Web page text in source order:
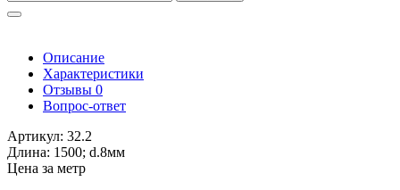
Описание
Характеристики
Отзывы 0
Вопрос-ответ
Артикул: 32.2
Длина: 1500; d.8мм
Цена за метр